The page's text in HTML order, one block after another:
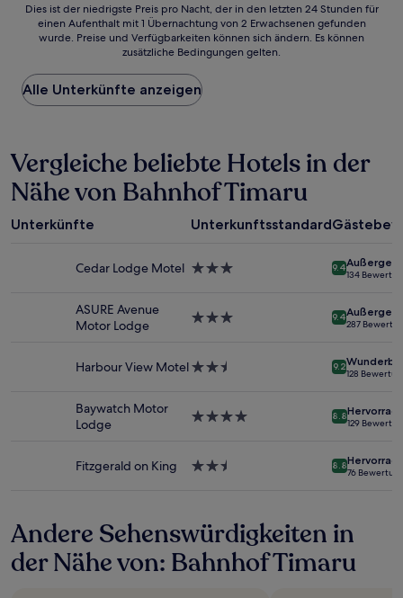
Dies
der
Preis
pro
Nacht,
den
letzten
24 Stunden
für
einen
1 Übernachtung
gefunden
Dies ist der niedrigste Preis pro Nacht, der in den letzten 24 Stunden für
einen Aufenthalt mit 1 Übernachtung von 2 Erwachsenen gefunden
wurde. Preise und Verfügbarkeiten können sich ändern. Es können
zusätzliche Bedingungen gelten.
Alle Unterkünfte anzeigen
Vergleiche beliebte Hotels in der
Nähe von Bahnhof Timaru
Unterkünfte Unterkunftsstandard
Cedar Lodge Motel 3.0-
9.4
134
ASURE Avenue
Motor Lodge
3.0-
9.4
287
Harbour View Motel2.5-
9.2
128
Baywatch Motor
Lodge
4.0-
8.8
129
Fitzgerald on King
2.5-
8.8
76
Andere Sehenswürdigkeiten in
der Nähe von: Bahnhof Timaru